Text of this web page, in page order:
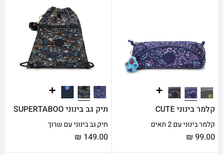
קלמר בינוני CUTE
קלמר בינוני עם 2 תאים
₪ 99.00
תיק גב בינוני SUPERTABOO
תיק גב בינוני עם שרוך
₪ 149.00